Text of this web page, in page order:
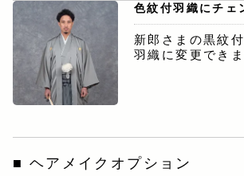
色紋付羽織にチェ
新郎さまの黒紋
羽織に変更できま
ヘアメイクオプション